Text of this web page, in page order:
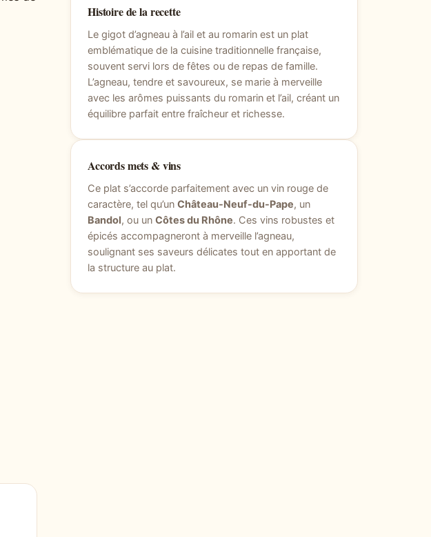
Histoire de la recette
Le gigot d’agneau à l’ail et au romarin est un plat
emblématique de la cuisine traditionnelle française,
souvent servi lors de fêtes ou de repas de famille.
L’agneau, tendre et savoureux, se marie à merveille
avec les arômes puissants du romarin et l’ail, créant un
équilibre parfait entre fraîcheur et richesse.
Accords mets & vins
Ce plat s’accorde parfaitement avec un vin rouge de
caractère, tel qu’unChâteau-Neuf-du-Pape, un
Bandol, ou unCôtes du Rhône. Ces vins robustes et
épicés accompagneront à merveille l’agneau,
soulignant ses saveurs délicates tout en apportant de
la structure au plat.